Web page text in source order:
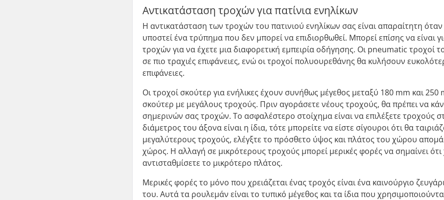
Αντικατάσταση τροχών για πατίνια ενηλίκων
Η αντικατάσταση των τροχών του πατινιού ενηλίκων σας είναι απαραίτητη
υποστεί ένα τρύπημα που δεν μπορεί να επιδιορθωθεί. Μπορεί επίσης να είναι
τροχών για να έχετε μια διαφορετική εμπειρία οδήγησης. Οι pneumatic τροχοί
σε πιο τραχιές επιφάνειες, ενώ οι τροχοί πολυουρεθάνης θα κυλήσουν
επιφάνειες.
Οι τροχοί σκούτερ για ενήλικες έχουν συνήθως μέγεθος μεταξύ 180 mm και 250
σκούτερ με μεγάλους τροχούς. Πριν αγοράσετε νέους τροχούς, θα πρέπει να
σημερινών σας τροχών. Το ασφαλέστερο στοίχημα είναι να επιλέξετε τροχούς
διάμετρος του άξονα είναι η ίδια, τότε μπορείτε να είστε σίγουροι ότι θα
μεγαλύτερους τροχούς, ελέγξτε το πρόσθετο ύψος και πλάτος του χώρου
χώρος. Η αλλαγή σε μικρότερους τροχούς μπορεί μερικές φορές να σημαίνει
αντισταθμίσετε το μικρότερο πλάτος.
Μερικές φορές το μόνο που χρειάζεται ένας τροχός είναι ένα καινούργιο
του. Αυτά τα ρουλεμάν είναι το τυπικό μέγεθος και τα ίδια που